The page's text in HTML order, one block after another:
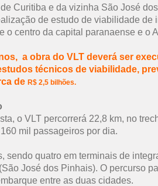
Curitiba e da vizinha São José
de estudo de viabilidade de
o centro da capital paranaense e o
a obra do VLT deverá ser
técnicos de viabilidade,
de R$ 2,5 bilhões.
o VLT percorrerá 22,8 km, no
mil passageiros por dia.
sendo quatro em terminais de
José dos Pinhais). O percurso
entre as duas cidades.